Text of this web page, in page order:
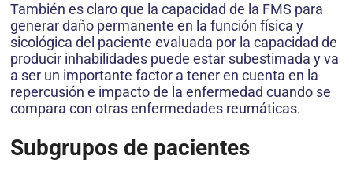
También es claro que la capacidad de la FMS para
generar daño permanente en la función física y
sicológica del paciente evaluada por la capacidad de
producir inhabilidades puede estar subestimada y va
a ser un importante factor a tener en cuenta en la
repercusión e impacto de la enfermedad cuando se
compara con otras enfermedades reumáticas.
Subgrupos de pacientes